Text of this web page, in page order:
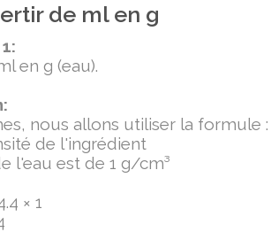
de ml en g
en g (eau).
nous allons utiliser la formule :
de l'ingrédient
l'eau est de 1 g/cm³
× 1